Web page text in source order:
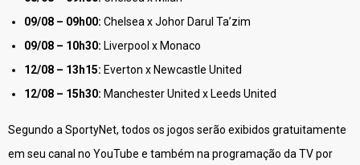
09/08 – 09h00: Chelsea x Johor Darul Ta’zim
09/08 – 10h30: Liverpool x Monaco
12/08 – 13h15: Everton x Newcastle United
12/08 – 15h30: Manchester United x Leeds United
Segundo a SportyNet, todos os jogos serão exibidos gratuitamente
em seu canal no YouTube e também na programação da TV por